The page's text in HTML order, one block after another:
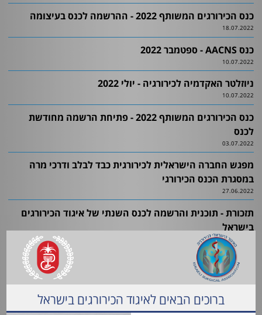
כנס הכירורגים המשותף 2022 - ההרשמה לכנס בעיצומה
18.07.2022
כנס AACNS - ספטמבר 2022
10.07.2022
ניוזלטר האקדמיה לכירורגיה - יולי 2022
10.07.2022
כנס הכירורגים המשותף 2022 - פתיחת הרשמה מחודשת
לכנס
03.07.2022
מפגש החברה הישראלית לכירורגית כבד לבלב ודרכי מרה
במסגרת הכנס הכירורגי
27.06.2022
תזכורת - תוכנית והרשמה לכנס השנתי של איגוד הכירורגים
בישראל
26.06.2022
ניוזלטר האקדמיה לכירורגיה - יוני 2022
14.06.2022
תנחומים
06.06.2022ברוכים הבאים לאיגוד הכירורגים בישראל